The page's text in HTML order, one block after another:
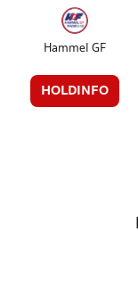
Hammel GF
HOLDINFO